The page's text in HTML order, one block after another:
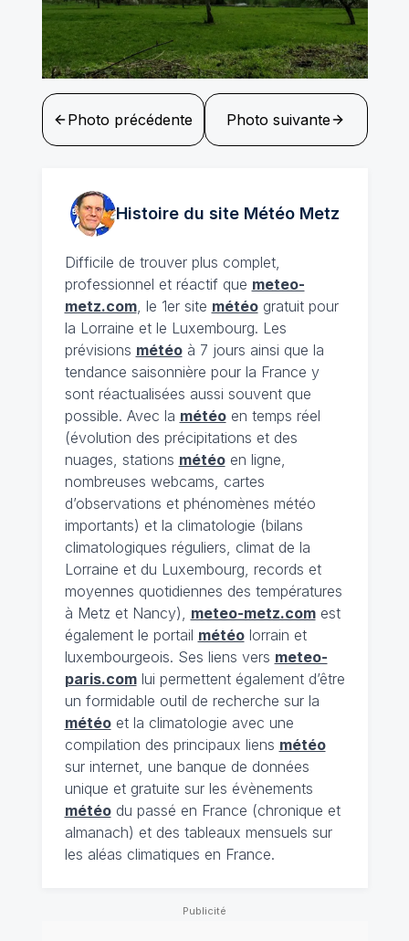
Photo précédente Photo suivante
Histoire du site MétéoMetz
Difficile de trouver plus complet,
professionnel et réactif que meteo-
metz.com, le 1er site météogratuit pour
la Lorraine et le Luxembourg. Les
prévisions météoà 7 jours ainsi que la
tendance saisonnière pour la France y
sont réactualisées aussi souvent que
possible. Avec la météoen temps réel
(évolution des précipitations et des
nuages, stations météoen ligne,
nombreuses webcams, cartes
d’observations et phénomènes météo
importants) et la climatologie (bilans
climatologiques réguliers, climat de la
Lorraine et du Luxembourg, records et
moyennes quotidiennes des températures
à Metz et Nancy), meteo-metz.comest
également le portail météolorrain et
luxembourgeois. Ses liens vers meteo-
paris.comlui permettent également d’être
un formidable outil de recherche sur la
météoet la climatologie avec une
compilation des principaux liens météo
sur internet, une banque de données
unique et gratuite sur les évènements
météodu passé en France (chronique et
almanach) et des tableaux mensuels sur
les aléas climatiques en France.